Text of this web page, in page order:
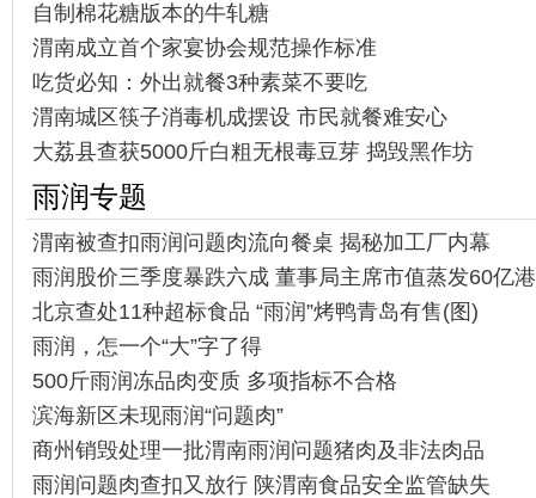
自制棉花糖版本的牛轧糖
渭南成立首个家宴协会规范操作标准
吃货必知：外出就餐3种素菜不要吃
渭南城区筷子消毒机成摆设 市民就餐难安心
大荔县查获5000斤白粗无根毒豆芽 捣毁黑作坊
雨润专题
渭南被查扣雨润问题肉流向餐桌 揭秘加工厂内幕
雨润股价三季度暴跌六成 董事局主席市值蒸发60亿
北京查处11种超标食品 “雨润”烤鸭青岛有售(图)
雨润，怎一个“大”字了得
500斤雨润冻品肉变质 多项指标不合格
滨海新区未现雨润“问题肉”
商州销毁处理一批渭南雨润问题猪肉及非法肉品
雨润问题肉查扣又放行 陕渭南食品安全监管缺失